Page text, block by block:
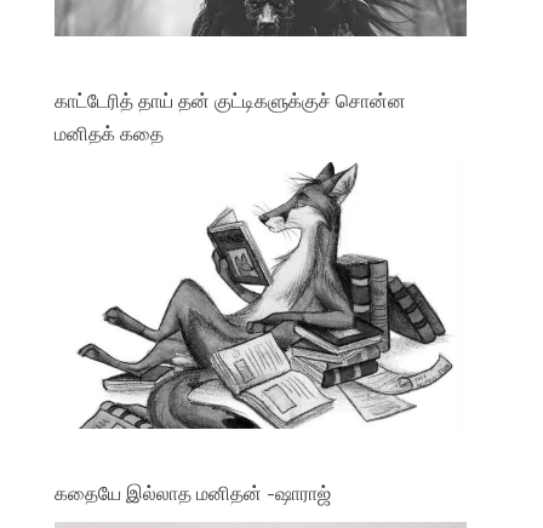
காட்டேரித் தாய் தன் குட்டிகளுக்குச் சொன்ன
மனிதக் கதை
கதையே இல்லாத மனிதன் -ஷாராஜ்